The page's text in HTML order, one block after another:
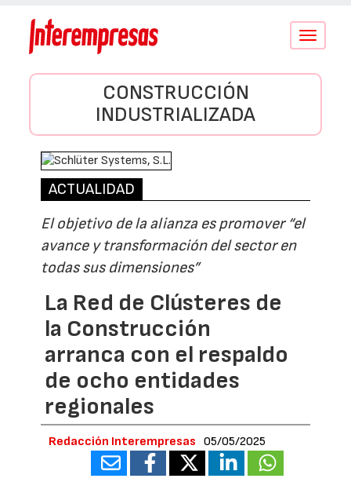
Conmutar
CONSTRUCCIÓN
INDUSTRIALIZADA
ACTUALIDAD
El objetivo de la alianza es promover “el
avance y transformación del sector en
todas sus dimensiones”
La Red de Clústeres de
la Construcción
arranca con el respaldo
de ocho entidades
regionales
Redacción Interempresas 05/05/2025